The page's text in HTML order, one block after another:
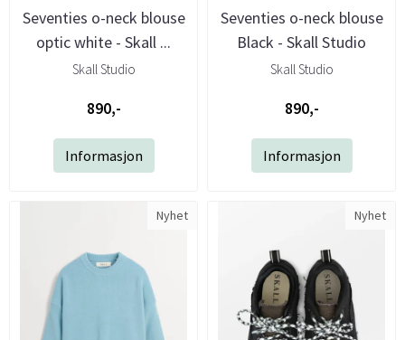
Seventies o-neck blouse
optic white - Skall ...
Skall Studio
890,-
Informasjon
Seventies o-neck blouse
Black - Skall Studio
Skall Studio
890,-
Informasjon
Nyhet Nyhet